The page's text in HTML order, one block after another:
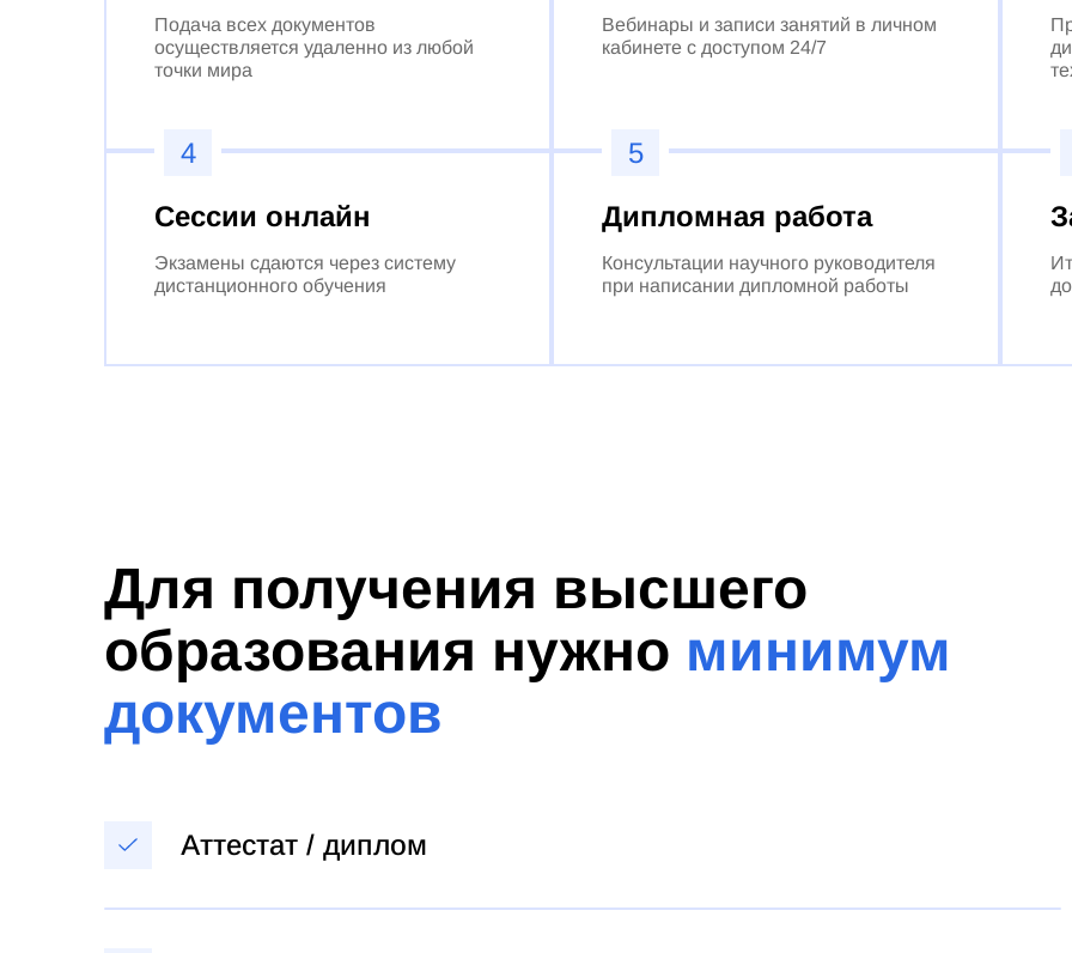
Подача всех документов
осуществляется удаленно из любой
точки мира
Вебинары и записи занятий в личном
кабинете с доступом 24/7
4
Сессии онлайн
Экзамены сдаются через систему
дистанционного обучения
5
Дипломная работа
Консультации научного руководителя
при написании дипломной работы
Для получения высшего
образования нужно минимум
документов
Аттестат / диплом